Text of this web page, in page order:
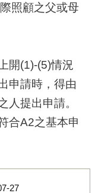
照顧之父或母
開(1)-(5)情況
申請時，得由
人提出申請。
合A2之基本申
27